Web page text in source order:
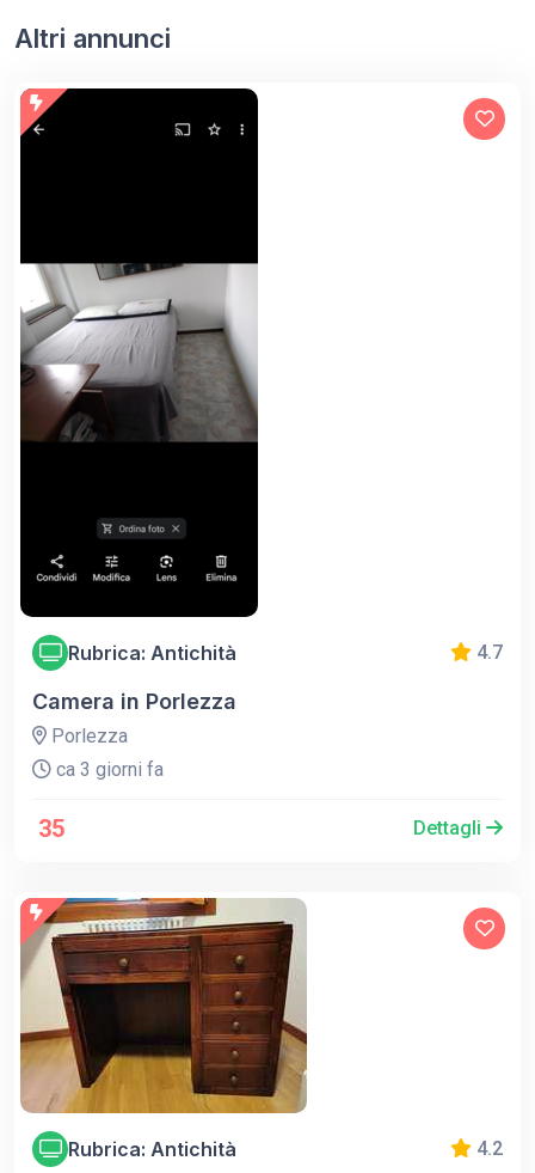
Altri annunci
Rubrica: Antichità 4.7
Camera in Porlezza
Porlezza
ca 3 giorni fa
35 Dettagli
Rubrica: Antichità 4.2